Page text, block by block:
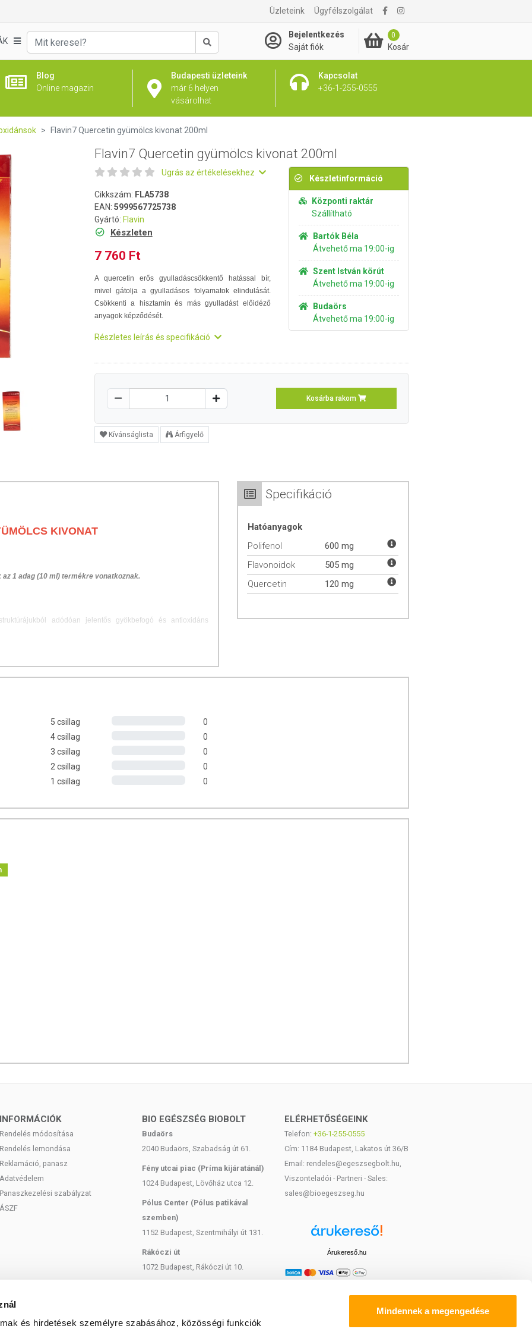
és hirdetések személyre szabásához, közösségi funkciók
Mindennek a megengedése
Üzleteink Ügyfélszolgálat
Keresés
Bejelentkezés
Saját fiók
0
Kosár
Blog
Online magazin
Budapesti üzleteink
már 6 helyen
vásárolhat
Kapcsolat
+36-1-255-0555
7 760 Ft Kosárba rakom
Flavin7 Quercetin gyümölcs kivonat 200ml
Flavin7 Quercetin gyümölcs kivonat 200ml
Ugrás az értékelésekhez
Cikkszám: FLA5738
EAN: 5999567725738
Gyártó: Flavin
Készleten
7 760 Ft
A quercetin erős gyulladáscsökkentő hatással bír,
mivel gátolja a gyulladásos folyamatok elindulását.
Csökkenti a hisztamin és más gyulladást előidéző
anyagok képződését.
Részletes leírás és specifikáció
Készletinformáció
Központi raktár
Szállítható
Bartók Béla
Átvehető ma 19:00-ig
Szent István körút
Átvehető ma 19:00-ig
Budaörs
Átvehető ma 19:00-ig
Kosárba rakom
Kívánságlista Árfigyelő
KIVONAT
1 adag (10 ml) termékre vonatkoznak.
adódóan jelentős gyökbefogó és antioxidáns
az a környezeti hatások, továbbá az a szervezetben
bármely verőér falán kialakulhat, legjellemzőbben a
alá, hogy a flavonoidok rendszeres fogyasztása esetén
hatásaik révén gátolják és lassítják az a meszesedés
hatást gyakorolnak az a szív- és érrendszerre azáltal, hogy
egyidejűleg növelve az a érfalak rugalmasságát.
ellen.
reakciója olyan anyagokra, amelyek normál körülmények
hatásaik mellett allergiaellenes tulajdonságokkal is bírnak.
– segítséget nyújtanak az a vitaminok beépülésében, így az a
az a fertőző megbetegedések kockázata, súlyossága és
és ennek köszönhetően számos élelmiszerben is.
hagymában található meg, de az a quercetin jelen van az a
zöld teában. A kvercetin egy másodlagos növényi összetevő,
és gyümölcsök sárga színezete.
a gyümölcsök héjában koncentrálódik. Az a quercetin erős
C-vitamint is.
és széles spektrumú vírusellenes hatással bír. Gátolja
felszabadulását, ami jelentős, mivel az a súlyos fertőzés és az a
a citokinek viharaktivitásának tulajdonítható.
az a hízósejteket, és direkt szabályozó befolyással van az a
tulajdonságaira, akár alulszabályozással, akár számos
gátolja az a rosszindulatú sejtek osztódását és
pylori).
Specifikáció
Hatóanyagok
Polifenol
600 mg
Flavonoidok
505 mg
Quercetin
120 mg
5 csillag
0
4 csillag
0
3 csillag
0
2 csillag
0
1 csillag
0
INFORMÁCIÓK
Rendelés módosítása
Rendelés lemondása
Reklamáció, panasz
Adatvédelem
Panaszkezelési szabályzat
ÁSZF
BIO EGÉSZSÉG BIOBOLT
Budaörs
2040 Budaörs, Szabadság út 61.
Fény utcai piac (Príma kijáratánál)
1024 Budapest, Lövőház utca 12.
Pólus Center (Pólus patikával
szemben)
1152 Budapest, Szentmihályi út 131.
Rákóczi út
1072 Budapest, Rákóczi út 10.
ELÉRHETŐSÉGEINK
Telefon: +36-1-255-0555
Cím: 1184 Budapest, Lakatos út 36/B
Email: rendeles@egeszsegbolt.hu,
Viszonteladói - Partneri - Sales:
sales@bioegeszseg.hu
Árukereső.hu